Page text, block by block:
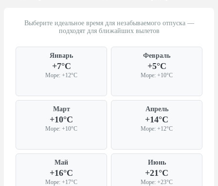
Выберите идеальное время для незабываемого отпуска —
подходят для ближайших вылетов
Январь
+7°C
Море: +12°C
Февраль
+5°C
Море: +10°C
Март
+10°C
Море: +10°C
Апрель
+14°C
Море: +12°C
Май
+16°C
Море: +17°C
Июнь
+21°C
Море: +23°C